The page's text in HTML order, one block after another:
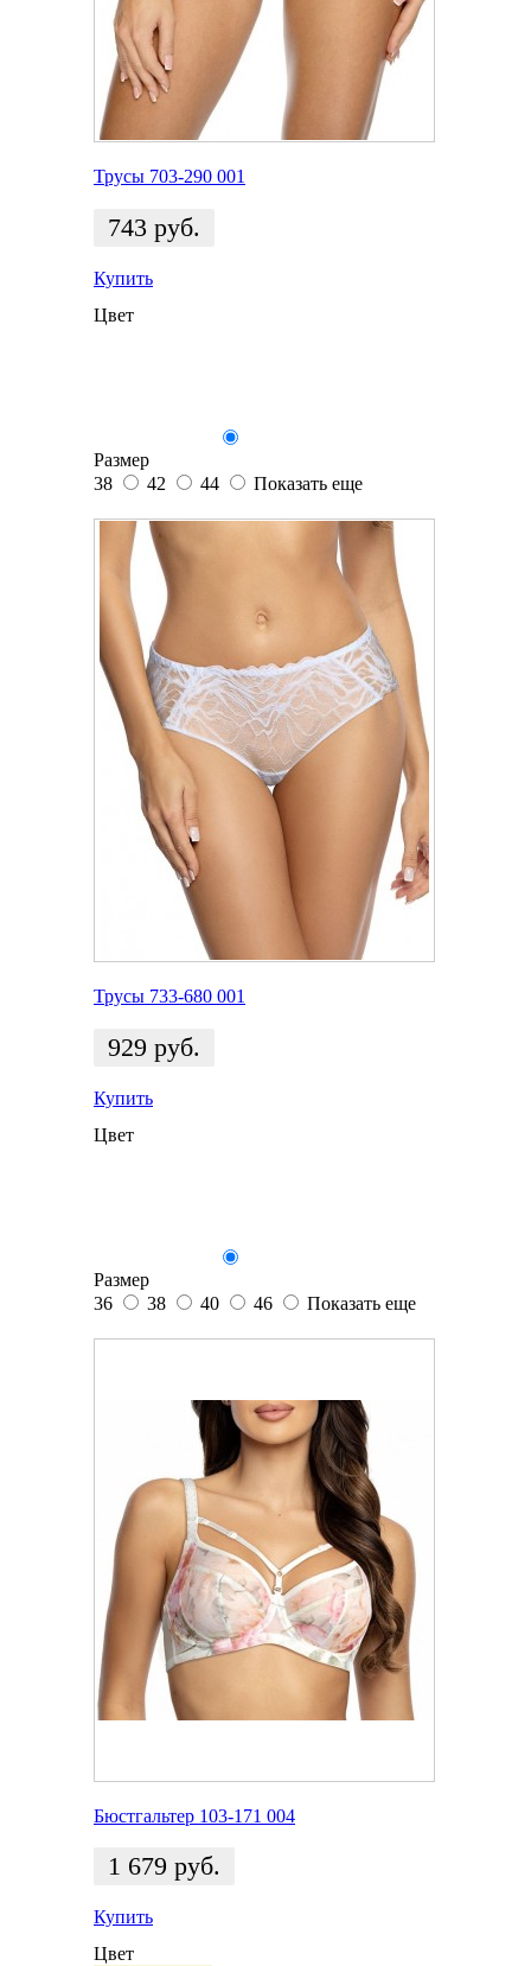
Трусы 703-290 001
743 руб.
Купить
Цвет
Размер
38
42 44 Показать еще
Трусы 733-680 001
929 руб.
Купить
Цвет
Размер
36
38 40 46 Показать еще
Бюстгальтер 103-171 004
1 679 руб.
Купить
Цвет